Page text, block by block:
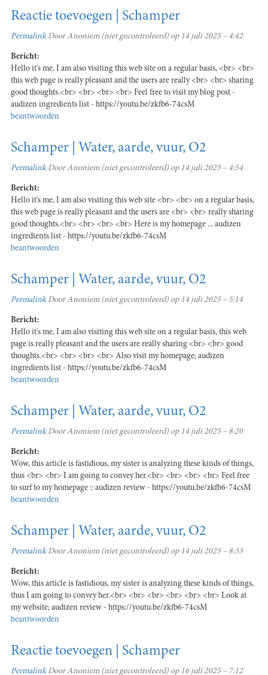
Reactie toevoegen | Schamper
PermalinkDoorAnoniem (niet gecontroleerd) op 14 juli 2025 – 4:42
Bericht:
Hello it's me, I am also visiting this web site on a regular basis, <br> <br>
this web page is really pleasant and the users are really <br> <br> sharing
good thoughts.<br> <br> <br> <br> Feel free to visit my blog post -
audizen ingredients list - https://youtu.be/zkfb6-74csM
beantwoorden
Schamper | Water, aarde, vuur, O2
PermalinkDoorAnoniem (niet gecontroleerd) op 14 juli 2025 – 4:54
Bericht:
Hello it's me, I am also visiting this web site <br> <br> on a regular basis,
this web page is really pleasant and the users are <br> <br> really sharing
good thoughts.<br> <br> <br> <br> Here is my homepage ... audizen
ingredients list - https://youtu.be/zkfb6-74csM
beantwoorden
Schamper | Water, aarde, vuur, O2
PermalinkDoorAnoniem (niet gecontroleerd) op 14 juli 2025 – 5:14
Bericht:
Hello it's me, I am also visiting this web site on a regular basis, this web
page is really pleasant and the users are really sharing <br> <br> good
thoughts.<br> <br> <br> <br> Also visit my homepage; audizen
ingredients list - https://youtu.be/zkfb6-74csM
beantwoorden
Schamper | Water, aarde, vuur, O2
PermalinkDoorAnoniem (niet gecontroleerd) op 14 juli 2025 – 8:20
Bericht:
Wow, this article is fastidious, my sister is analyzing these kinds of things,
thus <br> <br> I am going to convey her.<br> <br> <br> <br> Feel free
to surf to my homepage :: audizen review - https://youtu.be/zkfb6-74csM
beantwoorden
Schamper | Water, aarde, vuur, O2
PermalinkDoorAnoniem (niet gecontroleerd) op 14 juli 2025 – 8:33
Bericht:
Wow, this article is fastidious, my sister is analyzing these kinds of things,
thus I am going to convey her.<br> <br> <br> <br> <br> <br> Look at
my website; audizen review - https://youtu.be/zkfb6-74csM
beantwoorden
Reactie toevoegen | Schamper
PermalinkDoorAnoniem (niet gecontroleerd) op 16 juli 2025 – 7:12